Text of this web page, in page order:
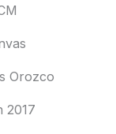
Orozco
2017